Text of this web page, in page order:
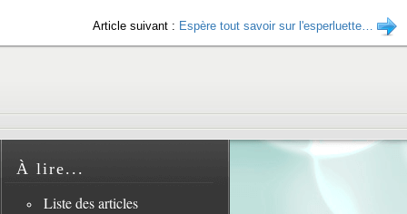
Article suivant : Espère tout savoir sur l'esperluette…
À lire...
Liste des articles